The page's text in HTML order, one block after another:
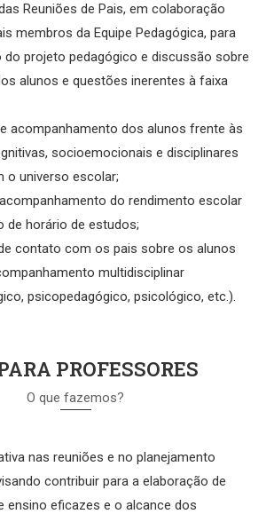
Reuniões de Pais, em colaboração
membros da Equipe Pedagógica, para
do projeto pedagógico e discussão sobre
alunos e questões inerentes à faixa
acompanhamento dos alunos frente às
socioemocionais e disciplinares
o universo escolar;
do rendimento escolar
de horário de estudos;
contato com os pais sobre os alunos
multidisciplinar
psicopedagógico, psicológico, etc.).
PROFESSORES
O que fazemos?
nas reuniões e no planejamento
contribuir para a elaboração de
ensino eficazes e o alcance dos